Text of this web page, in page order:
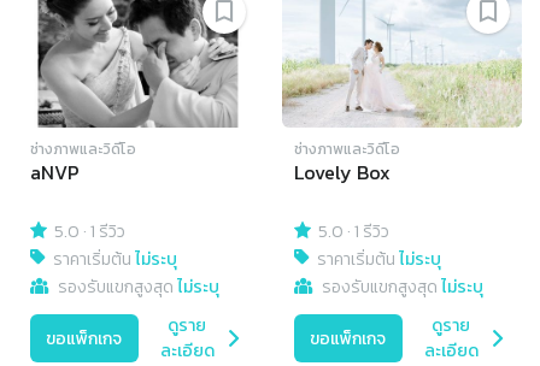
ช่างภาพและวิดีโอ
aNVP
5.0 ·1 รีวิว
ราคาเริ่มต้นไม่ระบุ
รองรับแขกสูงสุดไม่ระบุ
ขอแพ็กเกจ
ดูราย
ละเอียด
ช่างภาพและวิดีโอ
Lovely Box
5.0 ·1 รีวิว
ราคาเริ่มต้นไม่ระบุ
รองรับแขกสูงสุดไม่ระบุ
ขอแพ็กเกจ
ดูราย
ละเอียด